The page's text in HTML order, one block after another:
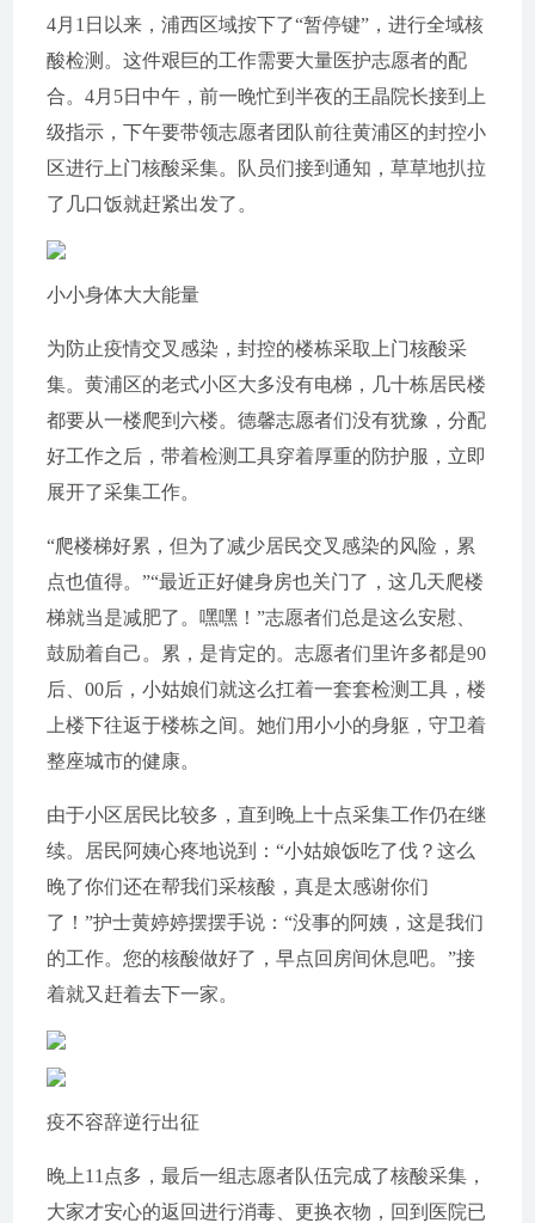
4月1日以来，浦西区域按下了“暂停键”，进行全域核
酸检测。这件艰巨的工作需要大量医护志愿者的配
合。4月5日中午，前一晚忙到半夜的王晶院长接到上
级指示，下午要带领志愿者团队前往黄浦区的封控小
区进行上门核酸采集。队员们接到通知，草草地扒拉
了几口饭就赶紧出发了。
小小身体大大能量
为防止疫情交叉感染，封控的楼栋采取上门核酸采
集。黄浦区的老式小区大多没有电梯，几十栋居民楼
都要从一楼爬到六楼。德馨志愿者们没有犹豫，分配
好工作之后，带着检测工具穿着厚重的防护服，立即
展开了采集工作。
“爬楼梯好累，但为了减少居民交叉感染的风险，累
点也值得。”“最近正好健身房也关门了，这几天爬楼
梯就当是减肥了。嘿嘿！”志愿者们总是这么安慰、
鼓励着自己。累，是肯定的。志愿者们里许多都是90
后、00后，小姑娘们就这么扛着一套套检测工具，楼
上楼下往返于楼栋之间。她们用小小的身躯，守卫着
整座城市的健康。
由于小区居民比较多，直到晚上十点采集工作仍在继
续。居民阿姨心疼地说到：“小姑娘饭吃了伐？这么
晚了你们还在帮我们采核酸，真是太感谢你们
了！”护士黄婷婷摆摆手说：“没事的阿姨，这是我们
的工作。您的核酸做好了，早点回房间休息吧。”接
着就又赶着去下一家。
疫不容辞逆行出征
晚上11点多，最后一组志愿者队伍完成了核酸采集，
大家才安心的返回进行消毒、更换衣物，回到医院已